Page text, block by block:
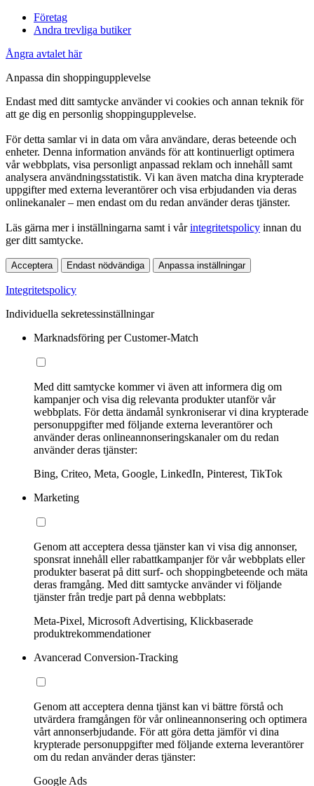
Företag
Andra trevliga butiker
Ångra avtalet här
Anpassa din shoppingupplevelse
Endast med ditt samtycke använder vi cookies och annan teknik för
att ge dig en personlig shoppingupplevelse.
För detta samlar vi in data om våra användare, deras beteende och
enheter. Denna information används för att kontinuerligt optimera
vår webbplats, visa personligt anpassad reklam och innehåll samt
analysera användningsstatistik. Vi kan även matcha dina krypterade
uppgifter med externa leverantörer och visa erbjudanden via deras
onlinekanaler – men endast om du redan använder deras tjänster.
Läs gärna mer i inställningarna samt i vårintegritetspolicy innan du
ger ditt samtycke.
Acceptera Endast nödvändiga Anpassa inställningar
Integritetspolicy
Individuella sekretessinställningar
Marknadsföring per Customer-Match
Med ditt samtycke kommer vi även att informera dig om
kampanjer och visa dig relevanta produkter utanför vår
webbplats. För detta ändamål synkroniserar vi dina krypterade
personuppgifter med följande externa leverantörer och
använder deras onlineannonseringskanaler om du redan
använder deras tjänster:
Bing, Criteo, Meta, Google, LinkedIn, Pinterest, TikTok
Marketing
Genom att acceptera dessa tjänster kan vi visa dig annonser,
sponsrat innehåll eller rabattkampanjer för vår webbplats eller
produkter baserat på ditt surf- och shoppingbeteende och mäta
deras framgång. Med ditt samtycke använder vi följande
tjänster från tredje part på denna webbplats:
Meta-Pixel, Microsoft Advertising, Klickbaserade
produktrekommendationer
Avancerad Conversion-Tracking
Genom att acceptera denna tjänst kan vi bättre förstå och
utvärdera framgången för vår onlineannonsering och optimera
vårt annonserbjudande. För att göra detta jämför vi dina
krypterade personuppgifter med följande externa leverantörer
om du redan använder deras tjänster:
Google Ads